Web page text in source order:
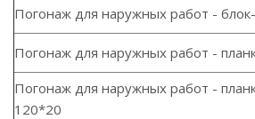
Погонаж для наружных работ -
Погонаж для наружных работ -
Погонаж для наружных работ -
120*20